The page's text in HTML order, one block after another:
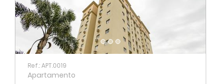
Ref.: APT.0019
Apartamento